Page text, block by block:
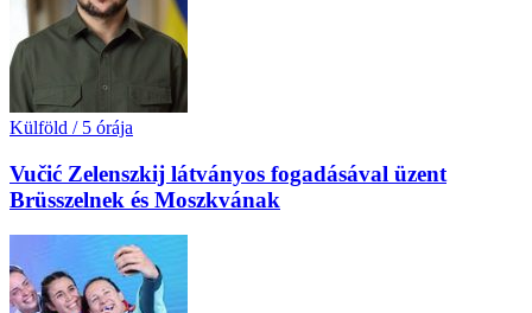
Külföld / 5 órája
Vučić Zelenszkij látványos fogadásával üzent
Brüsszelnek és Moszkvának